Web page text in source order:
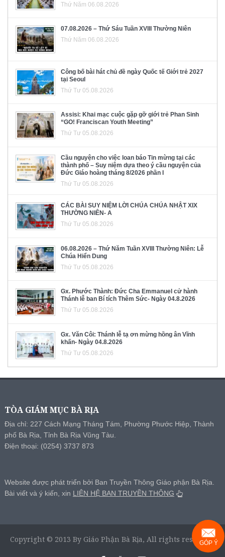
Thứ Năm 06.08.2026
07.08.2026 – Thứ Sáu Tuần XVIII Thường Niên
Thứ Năm 06.08.2026
Công bố bài hát chủ đề ngày Quốc tế Giới trẻ 2027
tại Seoul
Thứ Tư 05.08.2026
Assisi: Khai mạc cuộc gặp gỡ giới trẻ Phan Sinh
“GO! Franciscan Youth Meeting”
Thứ Tư 05.08.2026
Cầu nguyện cho việc loan báo Tin mừng tại các
thành phố – Suy niệm dựa theo ý cầu nguyện của
Đức Giáo hoàng tháng 8/2026 phần I
Thứ Tư 05.08.2026
CÁC BÀI SUY NIỆM LỜI CHÚA CHÚA NHẬT XIX
THƯỜNG NIÊN- A
Thứ Tư 05.08.2026
06.08.2026 – Thứ Năm Tuần XVIII Thường Niên: Lễ
Chúa Hiển Dung
Thứ Tư 05.08.2026
Gx. Phước Thành: Đức Cha Emmanuel cử hành
Thánh lễ ban Bí tích Thêm Sức- Ngày 04.8.2026
Thứ Tư 05.08.2026
Gx. Văn Côi: Thánh lễ tạ ơn mừng hồng ân Vĩnh
khấn- Ngày 04.8.2026
Thứ Tư 05.08.2026
TÒA GIÁM MỤC BÀ RỊA
Địa chỉ: 227 Cách Mạng Tháng Tám, Phường Phước Hiệp, Thành
phố Bà Rịa, Tỉnh Bà Rịa Vũng Tàu.
Điện thoại: (0254) 3737 873
Website được phát triển bởi Ban Truyền Thông Giáo phận Bà Rịa.
Bài viết và ý kiến, xin LIÊN HỆ BAN TRUYỀN THÔNG
Copyright © 2013 By Giáo Phận Bà Rịa, All rights reserved.
GÓP Ý